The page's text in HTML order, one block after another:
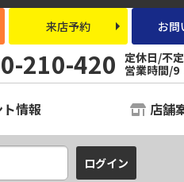
来店予約 お問
210-420
定休日/不
営業時間/9
情報 店舗